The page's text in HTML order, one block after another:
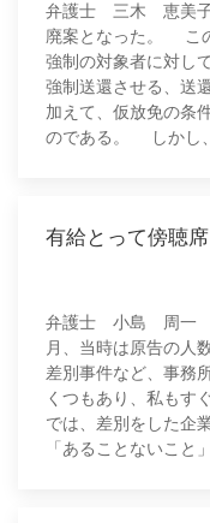
弁護士 三木 恵美子
廃案となった。 こ
強制の対象者に対し
強制送還させる、送
加えて、仮放免の条
のである。 しかし
有給とって傍
弁護士 小島 周一
月、当時は原告の人
差別事件など、事務
くつもあり、私もす
では、差別をした企
「あることないこと